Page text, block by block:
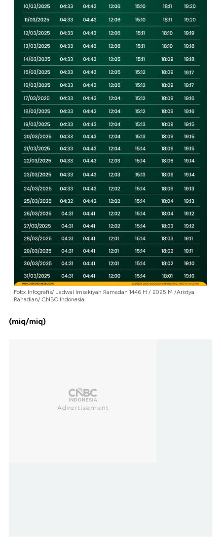
Foto: Infografis/ Jadwal Imsakiyah Ramadan 1446 H / 2025 M /Aristya
Rahadian/ CNBC Indonesia
(miq/miq)